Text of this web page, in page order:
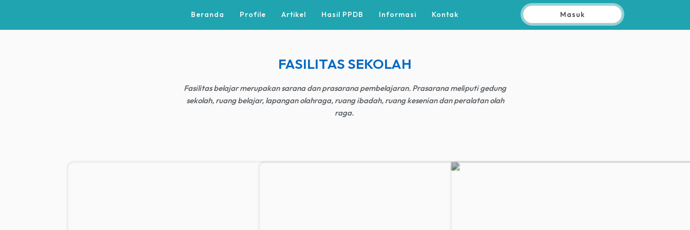
Beranda Profile Artikel Hasil PPDB Informasi Kontak Masuk
FASILITAS SEKOLAH
Fasilitas belajar merupakan sarana dan prasarana pembelajaran. Prasarana meliputi gedung
sekolah, ruang belajar, lapangan olahraga, ruang ibadah, ruang kesenian dan peralatan olah
raga.